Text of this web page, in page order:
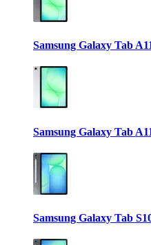
Samsung Galaxy Tab
Samsung Galaxy Tab
Samsung Galaxy Tab